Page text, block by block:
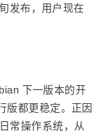
发布，用户现在
下一版本的开
版都更稳定。正因
常操作系统，从